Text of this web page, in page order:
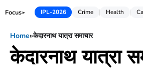
Focus► IPL-2026 Crime Health
Home»केदारनाथ यात्रा समाचार
केदारनाथ यात्रा